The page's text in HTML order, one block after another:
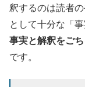
釈するのは読者
として十分な「
事実と解釈をご
です。